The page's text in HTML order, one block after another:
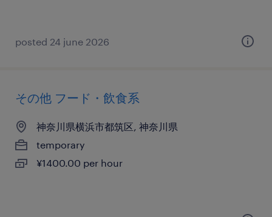
posted 24 june 2026
その他 フード・飲食系
神奈川県横浜市都筑区, 神奈川県
temporary
¥1400.00 per hour